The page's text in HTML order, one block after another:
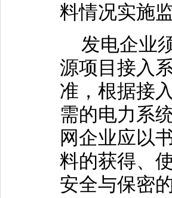
料情况实施监
发电企业
源项目接入
准，根据接
需的电力系
网企业应以
料的获得、
安全与保密